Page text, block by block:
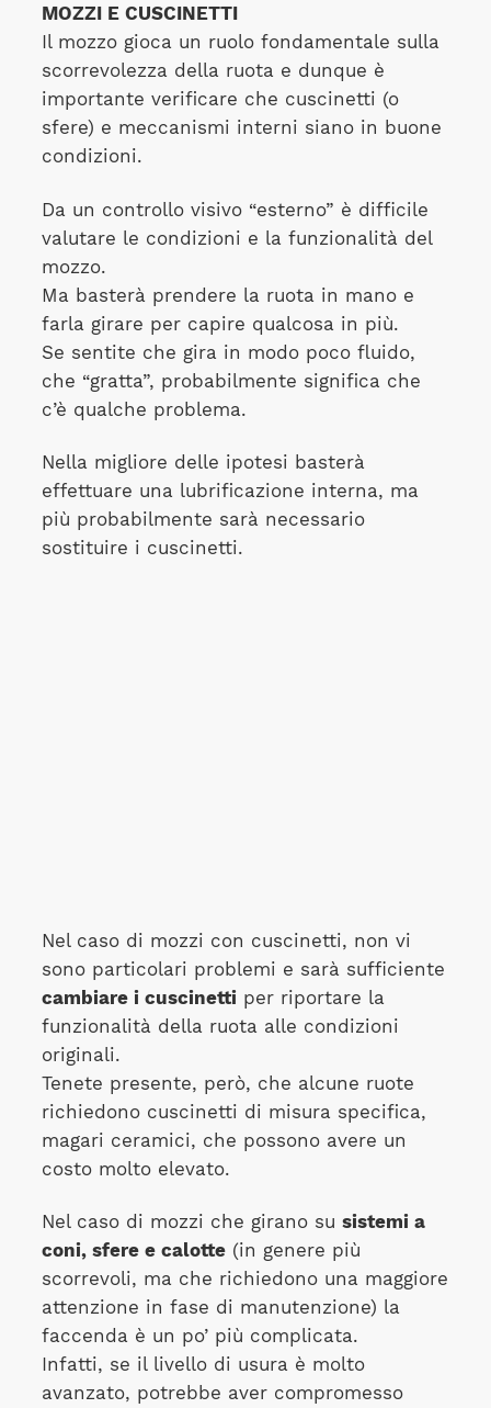
MOZZI E CUSCINETTI
Il mozzo gioca un ruolo fondamentale sulla
scorrevolezza della ruota e dunque è
importante verificare che cuscinetti (o
sfere) e meccanismi interni siano in buone
condizioni.
Da un controllo visivo “esterno” è difficile
valutare le condizioni e la funzionalità del
mozzo.
Ma basterà prendere la ruota in mano e
farla girare per capire qualcosa in più.
Se sentite che gira in modo poco fluido,
che “gratta”, probabilmente significa che
c’è qualche problema.
Nella migliore delle ipotesi basterà
effettuare una lubrificazione interna, ma
più probabilmente sarà necessario
sostituire i cuscinetti.
Nel caso di mozzi con cuscinetti, non vi
sono particolari problemi e sarà sufficiente
cambiare i cuscinettiper riportare la
funzionalità della ruota alle condizioni
originali.
Tenete presente, però, che alcune ruote
richiedono cuscinetti di misura specifica,
magari ceramici, che possono avere un
costo molto elevato.
Nel caso di mozzi che girano su sistemi a
coni, sfere e calotte(in genere più
scorrevoli, ma che richiedono una maggiore
attenzione in fase di manutenzione) la
faccenda è un po’ più complicata.
Infatti, se il livello di usura è molto
avanzato, potrebbe aver compromesso